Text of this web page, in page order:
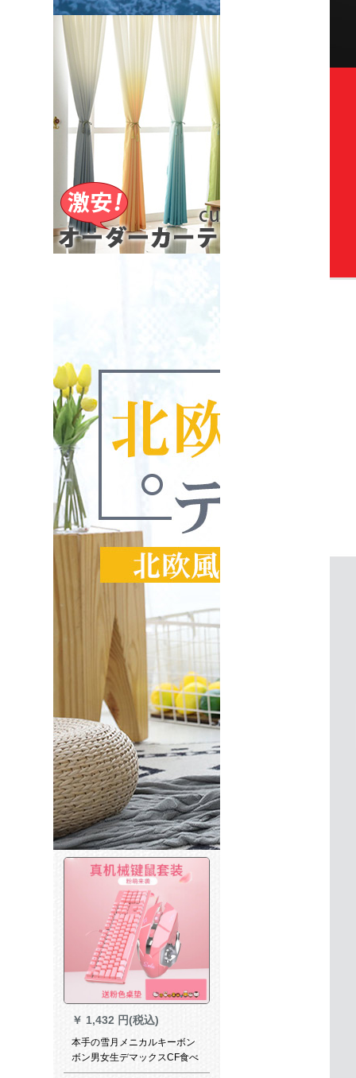
￥ 1,432 円(税込)
本手の雪月メニカルキーボン
ボン男女生デマックスCF食べ
た鶏LOL青軸バール外微笑み